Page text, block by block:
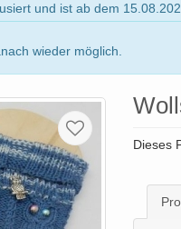
und ist ab dem
wieder möglich.
Dieses